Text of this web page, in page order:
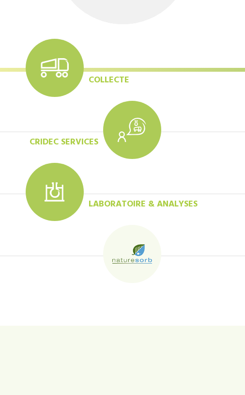
COLLECTE
CRIDEC SERVICES
LABORATOIRE & ANALYSES